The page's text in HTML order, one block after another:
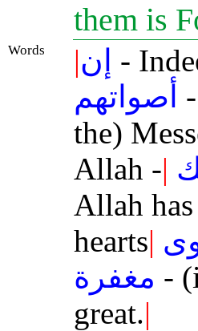
them is
Words |إن -
أصواتهم
the)
Allah -|
Allah has
hearts|
مغفرة -
great.|